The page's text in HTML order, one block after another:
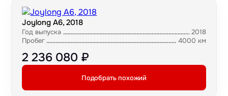
Joylong A6, 2018
Год выпуска
2018
Пробег
4000 км
2 236 080 ₽
Подобрать похожий